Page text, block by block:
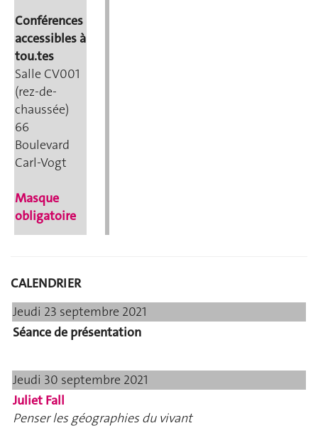
Conférences
accessibles à
tou.tes
Salle CV001
(rez-de-
chaussée)
66
Boulevard
Carl-Vogt
Masque
obligatoire
CALENDRIER
Jeudi 23 septembre 2021
Séance de présentation
Jeudi 30 septembre 2021
Juliet Fall
Penser les géographies du vivant